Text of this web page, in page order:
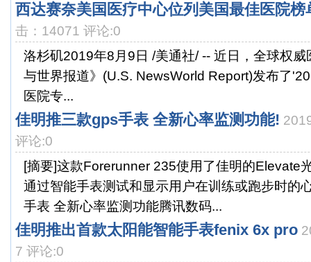
西达赛奈美国医疗中心位列美国最佳医院榜
击：14071 评论:0
洛杉矶2019年8月9日 /美通社/ -- 近日，全球权
与世界报道》(U.S. NewsWorld Report)发布了
医院专...
佳明推三款gps手表 全新心率监测功能!
评论:0
[摘要]这款Forerunner 235使用了佳明的Elevate
通过智能手表测试和显示用户在训练或跑步时的
手表 全新心率监测功能腾讯数码...
佳明推出首款太阳能智能手表fenix 6x pro
7 评论:0